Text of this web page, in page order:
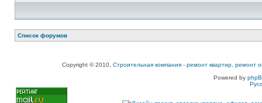
Список форумов
Copyright © 2010, Строительная компания - ремонт квартир, ремонт
Powered by